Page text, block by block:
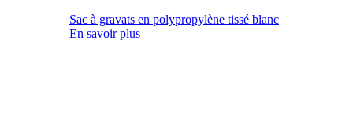
Sac à gravats en polypropylène tissé blanc
En savoir plus